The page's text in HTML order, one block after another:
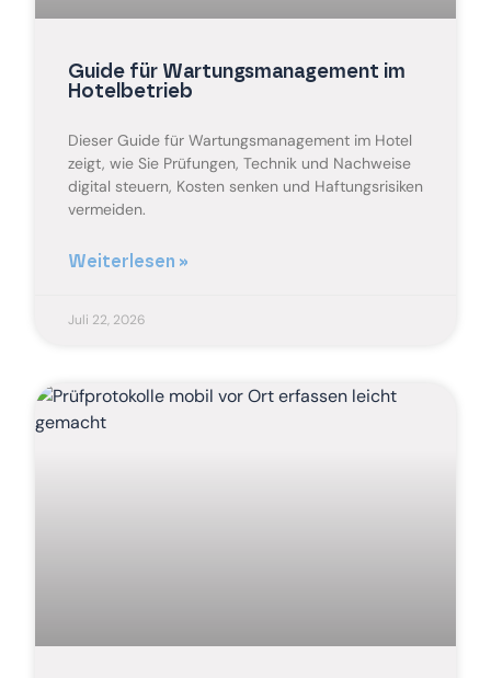
Guide für Wartungsmanagement im
Hotelbetrieb
Dieser Guide für Wartungsmanagement im Hotel
zeigt, wie Sie Prüfungen, Technik und Nachweise
digital steuern, Kosten senken und Haftungsrisiken
vermeiden.
Weiterlesen »
Juli 22, 2026